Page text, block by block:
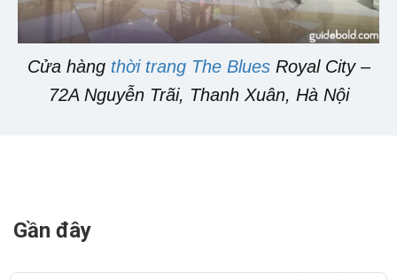
Cửa hàng thời trang The BluesRoyal City –
72A Nguyễn Trãi, Thanh Xuân, Hà Nội
Gần đây